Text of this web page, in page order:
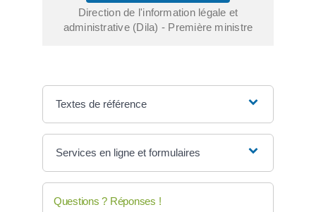
Direction de l'information légale et
administrative (Dila) - Première ministre
Textes de référence
Services en ligne et formulaires
Questions ? Réponses !